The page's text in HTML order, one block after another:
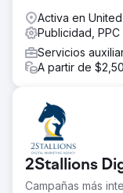
Activa en
Publicidad, PPC
Servicios
A partir de
2Stallions
Campañas más